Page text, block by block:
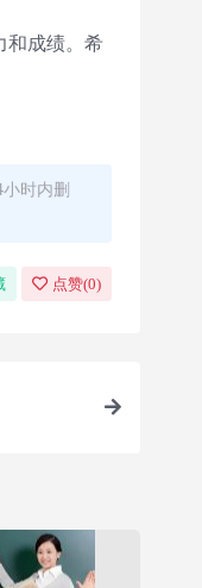
和成绩。希
时内删
点赞(0)